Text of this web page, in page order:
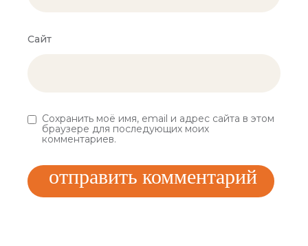
Сайт
Сохранить моё имя, email и адрес сайта в этом
браузере для последующих моих
комментариев.
отправить комментарий